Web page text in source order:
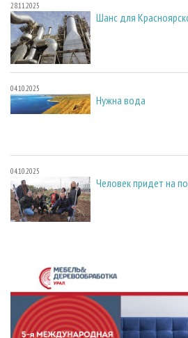
28.11.2025
Шанс для
04.10.2025
Нужна вода
04.10.2025
Человек придет на